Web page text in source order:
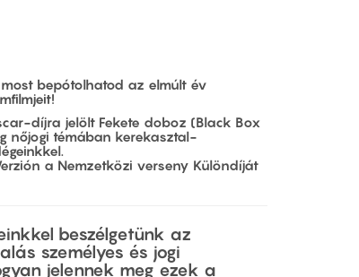
bepótolhatod az elmúlt év
díjra jelölt Fekete doboz (Black Box
nőjogi témában kerekasztal-
a Nemzetközi verseny Különdíját
beszélgetünk az
személyes és jogi
jelennek meg ezek a